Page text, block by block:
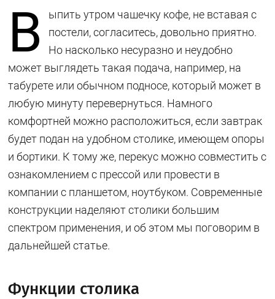
В
ыпить утром чашечку кофе, не вставая с
постели, согласитесь, довольно приятно.
Но насколько несуразно и неудобно
может выглядеть такая подача, например, на
табурете или обычном подносе, который может в
любую минуту перевернуться. Намного
комфортней можно расположиться, если завтрак
будет подан на удобном столике, имеющем опоры
и бортики. К тому же, перекус можно совместить с
ознакомлением с прессой или провести в
компании с планшетом, ноутбуком. Современные
конструкции наделяют столики большим
спектром применения, и об этом мы поговорим в
дальнейшей статье.
Функции столика